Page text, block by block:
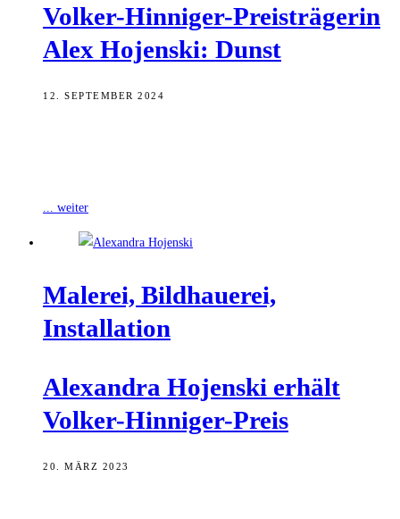
Vol­ker-Hin­ni­ger-Preis­trä­ge­rin
Alex Hojen­ski: Dunst
12. SEPTEMBER 2024
... weiter
Male­rei, Bild­haue­rei,
Installation
Alex­an­dra Hojen­ski erhält
Volker-Hinniger-Preis
20. MÄRZ 2023